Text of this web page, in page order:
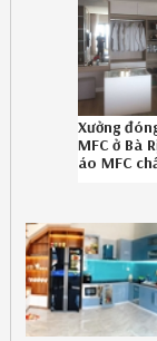
Xưởng
MFC ở Bà
áo MFC